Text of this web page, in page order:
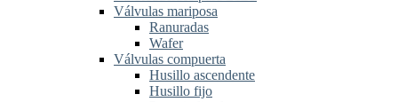
Válvulas mariposa
Ranuradas
Wafer
Válvulas compuerta
Husillo ascendente
Husillo fijo